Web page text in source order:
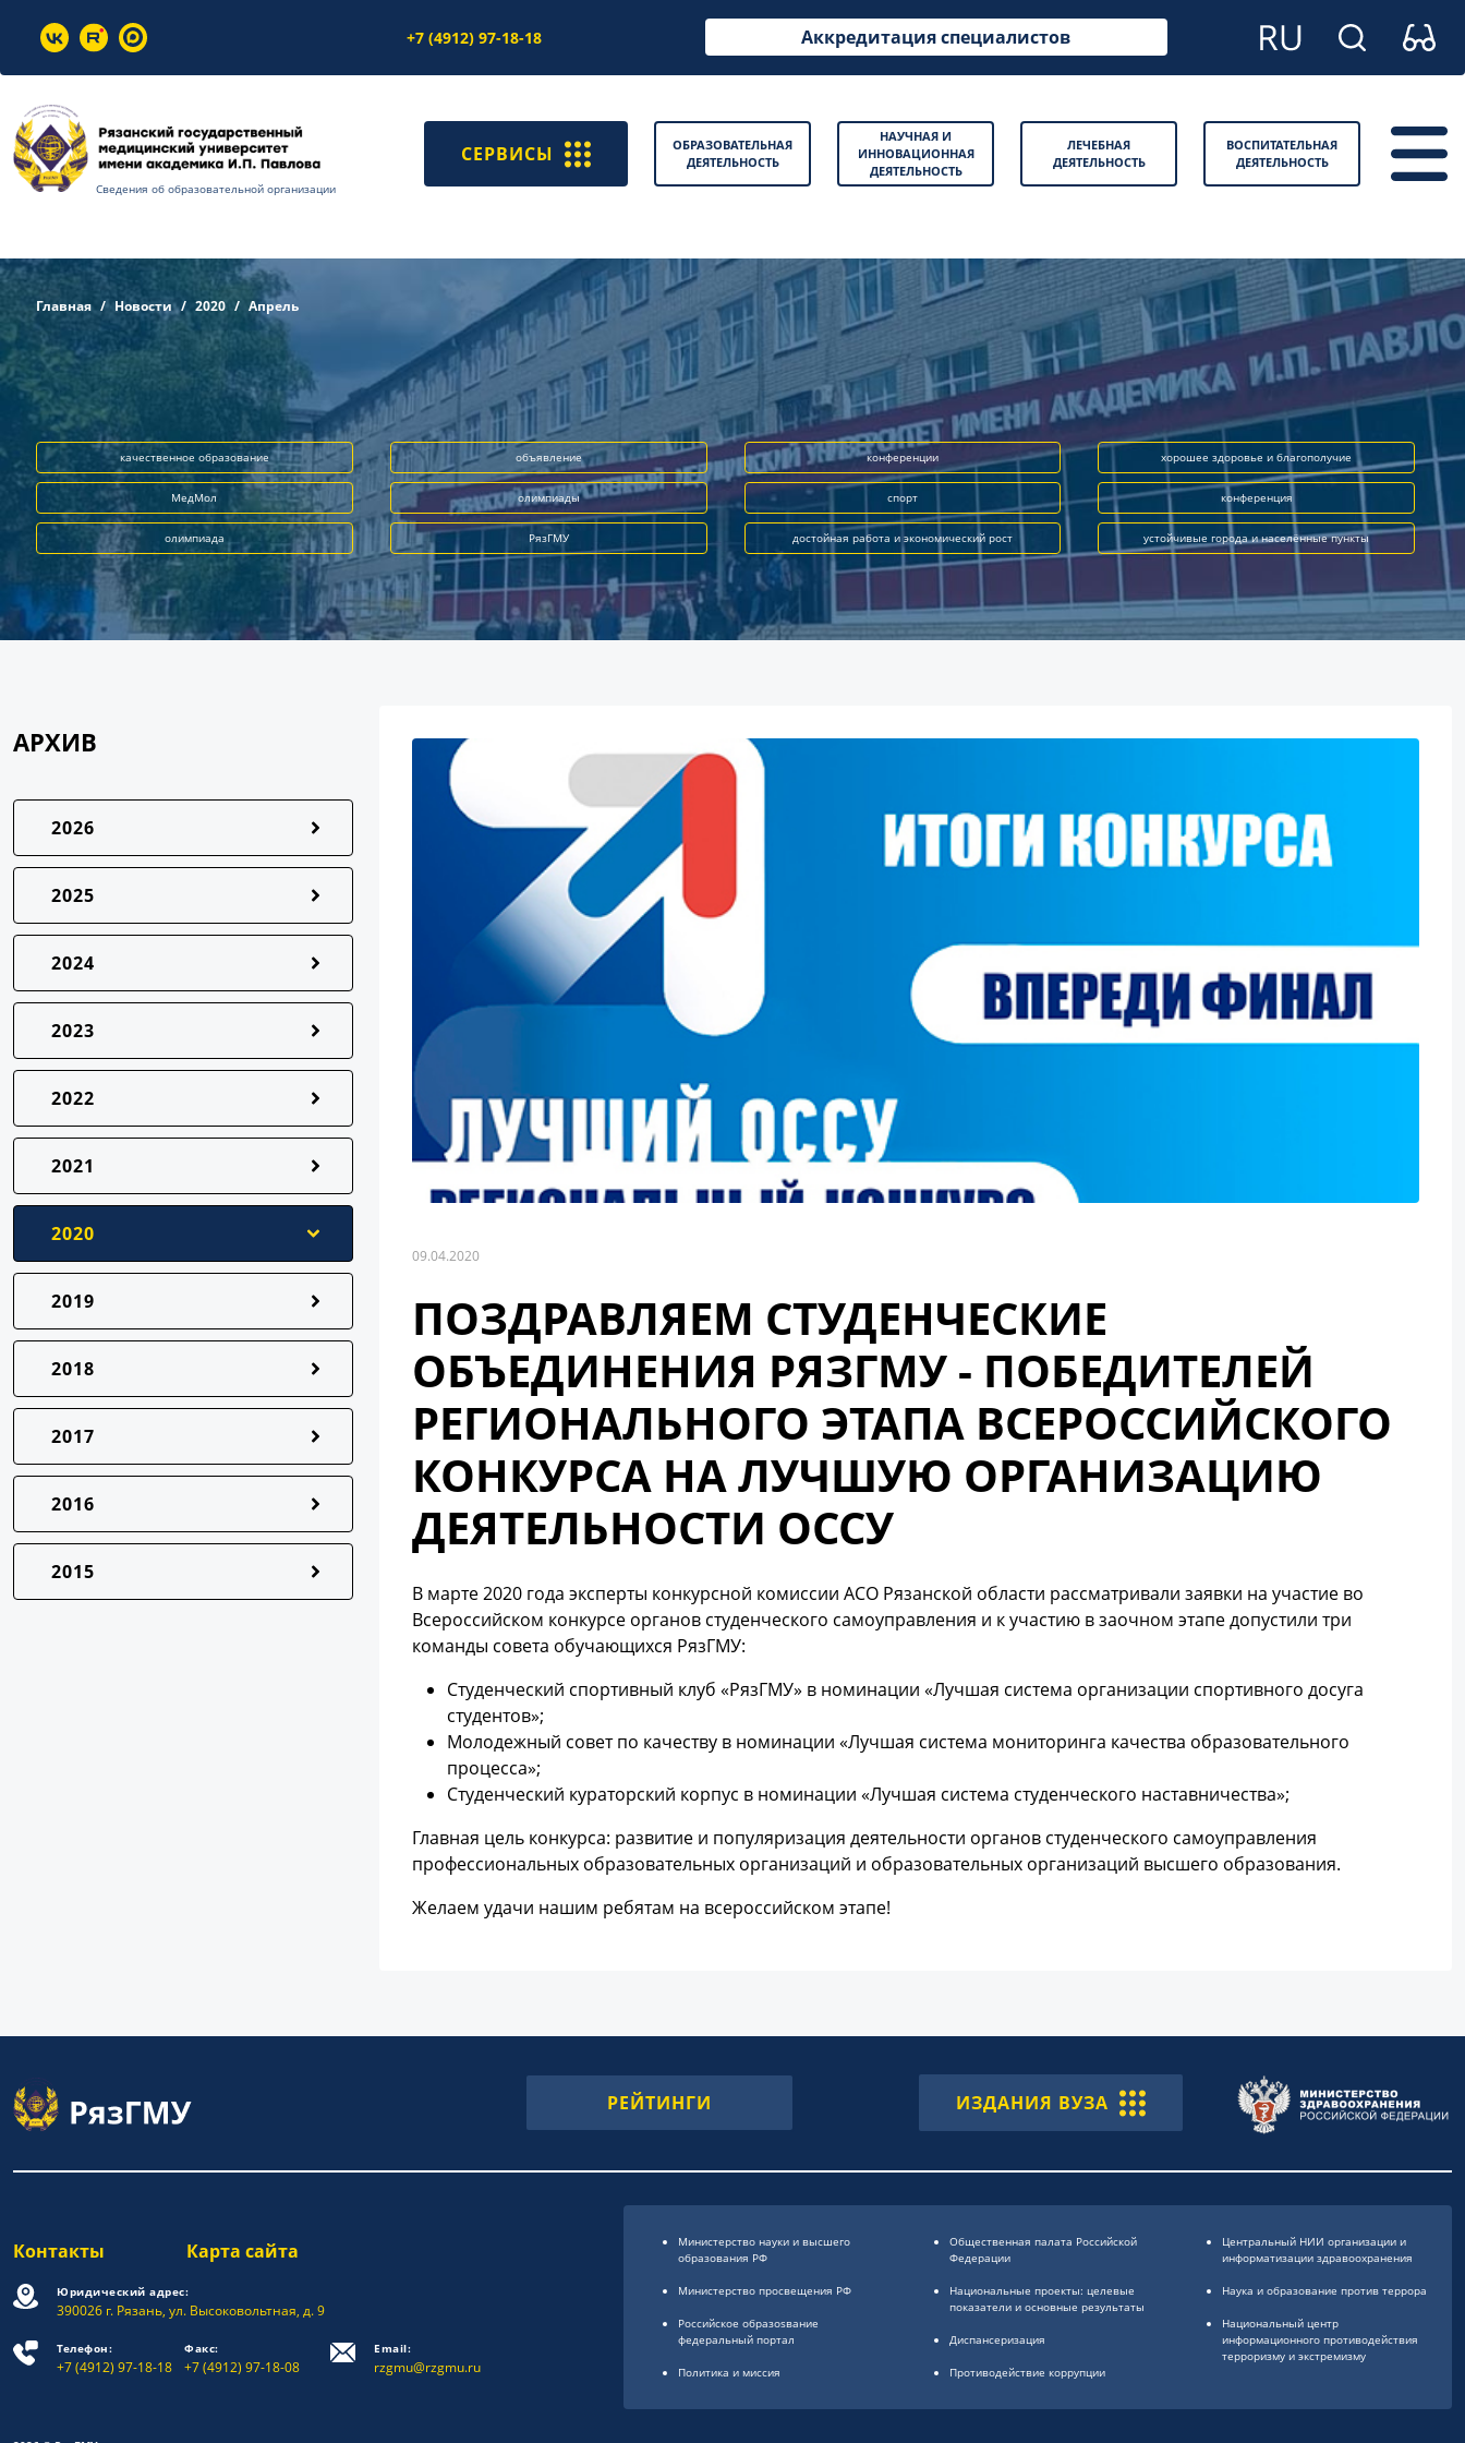
+7 (4912) 97-18-18 Аккредитация специалистов
Сведения об образовательной организации
СЕРВИСЫ
ОБРАЗОВАТЕЛЬНАЯ
ДЕЯТЕЛЬНОСТЬ
НАУЧНАЯ И
ИННОВАЦИОННАЯ
ДЕЯТЕЛЬНОСТЬ
ЛЕЧЕБНАЯ
ДЕЯТЕЛЬНОСТЬ
ВОСПИТАТЕЛЬНАЯ
ДЕЯТЕЛЬНОСТЬ
Главная Новости 2020 Апрель
качественное образование объявление конференции хорошее здоровье и благополучие
МедМол олимпиады спорт конференция
олимпиада РязГМУ достойная работа и экономический рост устойчивые города и населённые пункты
АРХИВ
2026
2025
2024
2023
2022
2021
2020
2019
2018
2017
2016
2015
09.04.2020
ПОЗДРАВЛЯЕМ СТУДЕНЧЕСКИЕ
ОБЪЕДИНЕНИЯ РЯЗГМУ - ПОБЕДИТЕЛЕЙ
РЕГИОНАЛЬНОГО ЭТАПА ВСЕРОССИЙСКОГО
КОНКУРСА НА ЛУЧШУЮ ОРГАНИЗАЦИЮ
ДЕЯТЕЛЬНОСТИ ОССУ
В марте 2020 года эксперты конкурсной комиссии АСО Рязанской области рассматривали заявки на участие во
Всероссийском конкурсе органов студенческого самоуправления и к участию в заочном этапе допустили три
команды совета обучающихся РязГМУ:
Студенческий спортивный клуб «РязГМУ» в номинации «Лучшая система организации спортивного досуга
студентов»;
Молодежный совет по качеству в номинации «Лучшая система мониторинга качества образовательного
процесса»;
Студенческий кураторский корпус в номинации «Лучшая система студенческого наставничества»;
Главная цель конкурса: развитие и популяризация деятельности органов студенческого самоуправления
профессиональных образовательных организаций и образовательных организаций высшего образования.
Желаем удачи нашим ребятам на всероссийском этапе!
РЕЙТИНГИ ИЗДАНИЯ ВУЗА
Контакты Карта сайта
Юридический адрес:
390026 г. Рязань, ул. Высоковольтная, д. 9
Телефон:
+7 (4912) 97-18-18
Факс:
+7 (4912) 97-18-08
Email:
rzgmu@rzgmu.ru
Министерство науки и высшего
образования РФ
Министерство просвещения РФ
Российское образоsвание
федеральный портал
Политика и миссия
Общественная палата Российской
Федерации
Национальные проекты: целевые
показатели и основные результаты
Диспансеризация
Противодействие коррупции
Центральный НИИ организации и
информатизации здравоохранения
Наука и образование против террора
Национальный центр
информационного противодействия
терроризму и экстремизму